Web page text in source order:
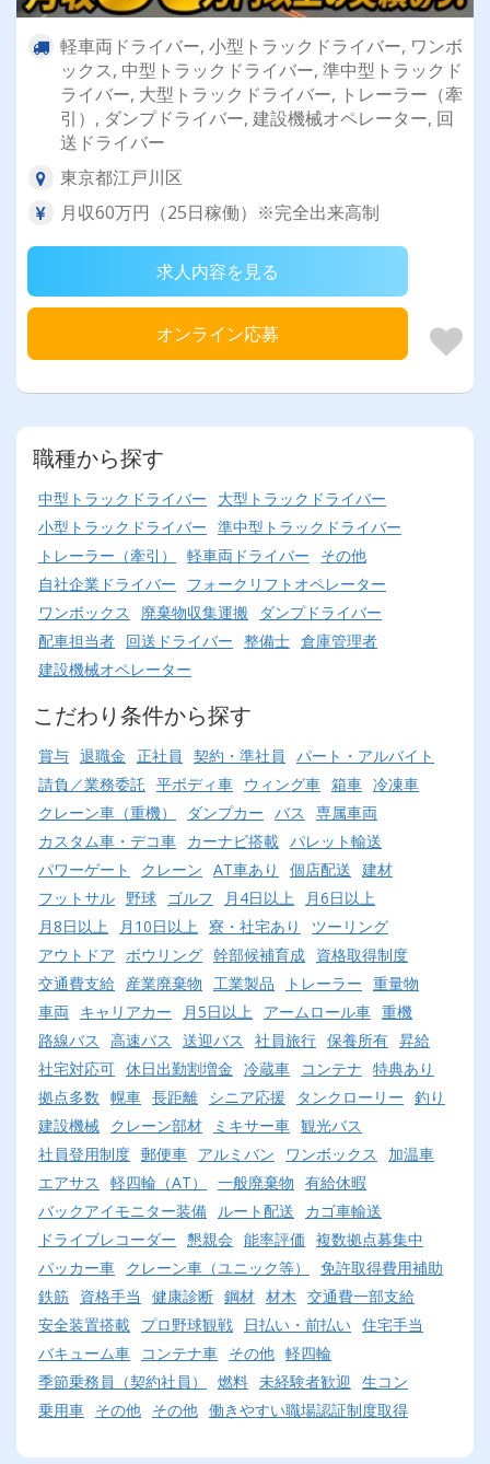
軽車両ドライバー, 小型トラックドライバー, ワンボ
ックス, 中型トラックドライバー, 準中型トラックド
ライバー, 大型トラックドライバー, トレーラー（牽
引）, ダンプドライバー, 建設機械オペレーター, 回
送ドライバー
東京都江戸川区
月収60万円（25日稼働）※完全出来高制
求人内容を見る
オンライン応募
職種から探す
中型トラックドライバー
大型トラックドライバー
小型トラックドライバー 準中型トラックドライバー
トレーラー（牽引）
軽車両ドライバー
その他
自社企業ドライバー
フォークリフトオペレーター
ワンボックス
廃棄物収集運搬
ダンプドライバー
配車担当者 回送ドライバー 整備士 倉庫管理者
建設機械オペレーター
こだわり条件から探す
賞与 退職金 正社員 契約・準社員
パート・アルバイト
請負／業務委託 平ボディ車 ウィング車 箱車 冷凍車
クレーン車（重機）
ダンプカー バス
専属車両
カスタム車・デコ車 カーナビ搭載 パレット輸送
パワーゲート
クレーン AT車あり 個店配送 建材
フットサル 野球 ゴルフ 月4日以上
月6日以上
月8日以上
月10日以上 寮・社宅あり
ツーリング
アウトドア
ボウリング 幹部候補育成 資格取得制度
交通費支給
産業廃棄物 工業製品 トレーラー 重量物
車両
キャリアカー 月5日以上 アームロール車 重機
路線バス
高速バス 送迎バス 社員旅行 保養所有 昇給
社宅対応可 休日出勤割増金 冷蔵車 コンテナ 特典あり
拠点多数 幌車 長距離 シニア応援 タンクローリー 釣り
建設機械 クレーン部材 ミキサー車 観光バス
社員登用制度 郵便車 アルミバン ワンボックス
加温車
エアサス
軽四輪（AT） 一般廃棄物 有給休暇
バックアイモニター装備
ルート配送
カゴ車輸送
ドライブレコーダー 懇親会 能率評価 複数拠点募集中
パッカー車 クレーン車（ユニック等）
免許取得費用補助
鉄筋 資格手当 健康診断 鋼材 材木 交通費一部支給
安全装置搭載
プロ野球観戦 日払い・前払い 住宅手当
バキューム車
コンテナ車 その他 軽四輪
季節乗務員（契約社員）
燃料 未経験者歓迎 生コン
乗用車 その他 その他 働きやすい職場認証制度取得